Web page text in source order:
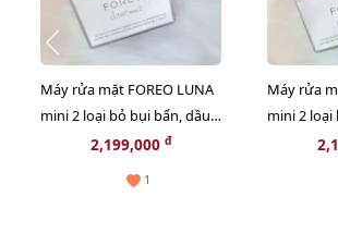
Máy rửa mặt FOREO LUNA
mini 2 loại bỏ bụi bẩn, dầu
thừa #Fuchsia
2,199,000 đ
1
Máy rửa
mini 2 loại
thừa